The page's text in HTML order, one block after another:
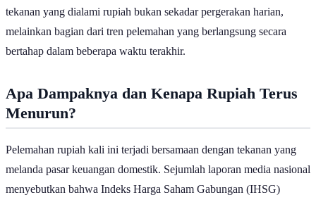
tekanan yang dialami rupiah bukan sekadar pergerakan harian,
melainkan bagian dari tren pelemahan yang berlangsung secara
bertahap dalam beberapa waktu terakhir.
Apa Dampaknya dan Kenapa Rupiah Terus
Menurun?
Pelemahan rupiah kali ini terjadi bersamaan dengan tekanan yang
melanda pasar keuangan domestik. Sejumlah laporan media nasional
menyebutkan bahwa Indeks Harga Saham Gabungan (IHSG)